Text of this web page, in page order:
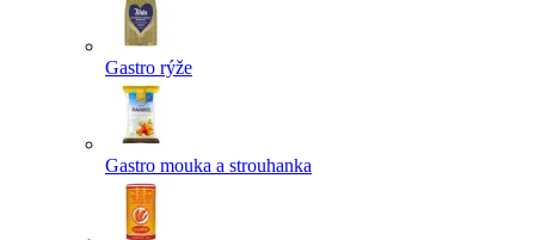
Gastro rýže
Gastro mouka a strouhanka